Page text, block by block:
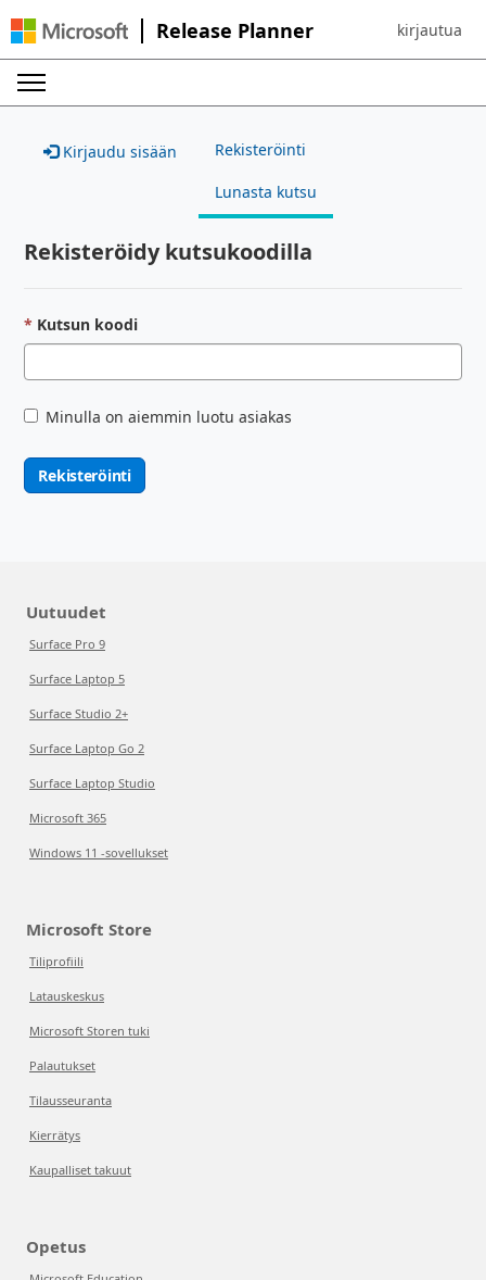
Release Planner Sign in to
kirjautua
Kirjaudu sisään Rekisteröinti
Lunasta kutsu
Rekisteröidy kutsukoodilla
Kutsun koodi
Minulla on aiemmin luotu asiakas
Rekisteröinti
Uutuudet
Surface Pro 9
Surface Laptop 5
Surface Studio 2+
Surface Laptop Go 2
Surface Laptop Studio
Microsoft 365
Windows 11 -sovellukset
Microsoft Store
Tiliprofiili
Latauskeskus
Microsoft Storen tuki
Palautukset
Tilausseuranta
Kierrätys
Kaupalliset takuut
Opetus